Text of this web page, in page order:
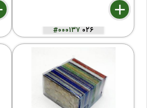
delete
remove
add
#۰۰۰۱۳۷۰۲۶